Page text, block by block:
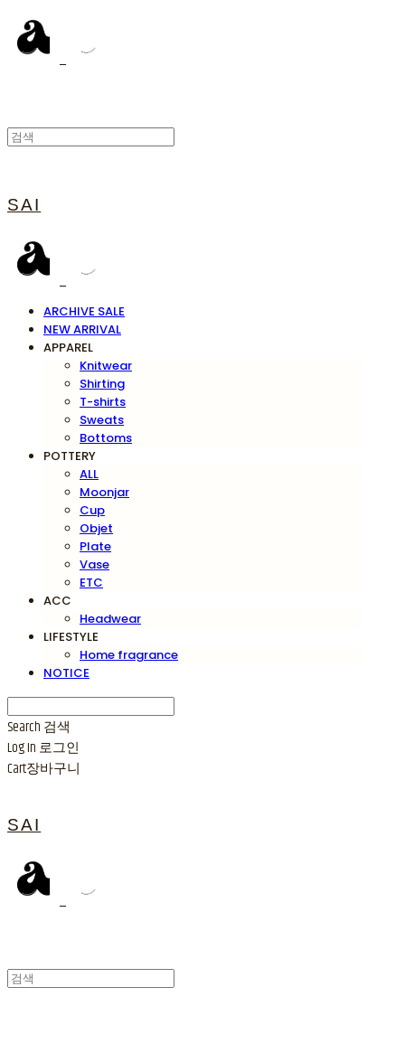
SAI
ARCHIVE SALE
NEW ARRIVAL
APPAREL
Knitwear
Shirting
T-shirts
Sweats
Bottoms
POTTERY
ALL
Moonjar
Cup
Objet
Plate
Vase
ETC
ACC
Headwear
LIFESTYLE
Home fragrance
NOTICE
Search 검색
Log In 로그인
Cart장바구니
SAI